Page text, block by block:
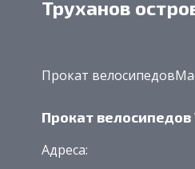
Труханов
Прокат
Прокат
Адреса: